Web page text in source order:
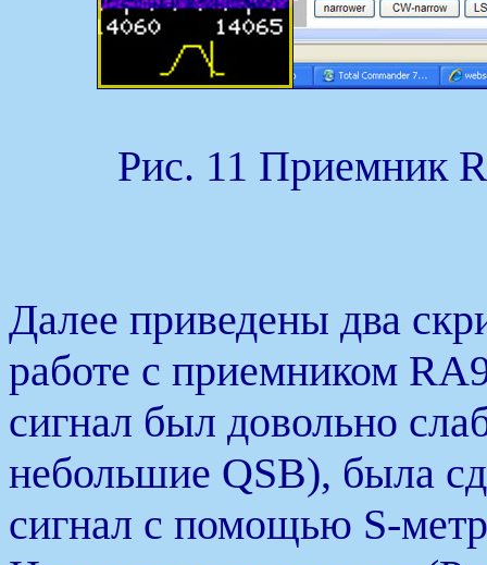
Рис. 11 Приемник
Далее приведены два
работе с приемником
сигнал был довольно
небольшие QSB), была
сигнал с помощью S-